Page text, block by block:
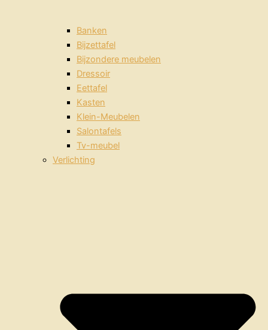
Banken
Bijzettafel
Bijzondere meubelen
Dressoir
Eettafel
Kasten
Klein-Meubelen
Salontafels
Tv-meubel
Verlichting